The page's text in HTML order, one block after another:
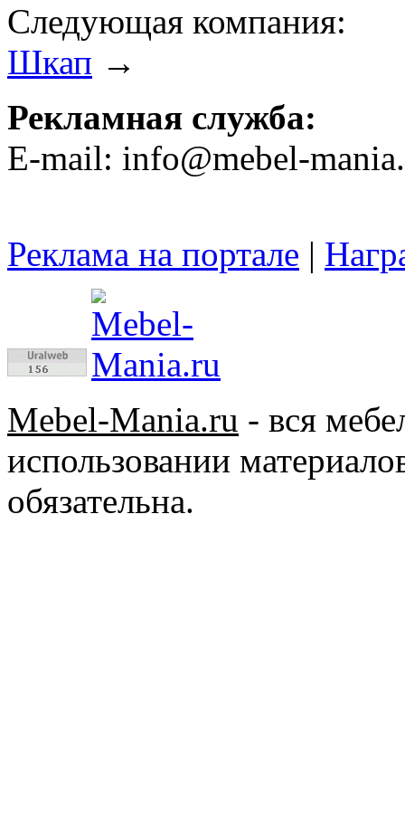
Следующая компания:
Шкап →
Рекламная служба:
E-mail: info@mebel-
Реклама на портале |
Mebel-Mania.ru - вся
использовании
обязательна.